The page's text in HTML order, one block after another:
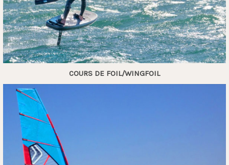
COURS DE FOIL/WINGFOIL